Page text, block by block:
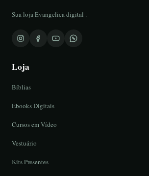
Sua loja Evangelica digital .
Loja
Bíblias
Ebooks Digitais
Cursos em Vídeo
Vestuário
Kits Presentes